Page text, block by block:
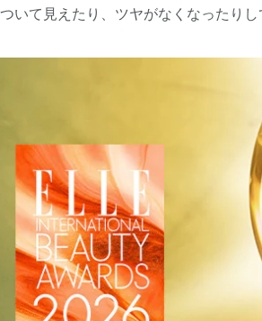
いて見えたり、ツヤがなくなったりし